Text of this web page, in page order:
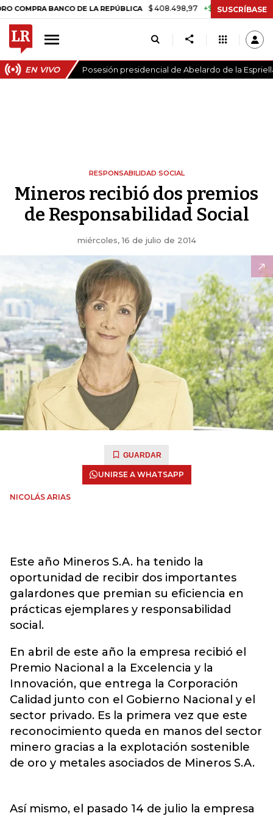
BANCO DE LA REPÚBLICA $ 408.498,97 +$ 8.753,81 +2,19%
SUSCRÍBASE
EN VIVO Posesión presidencial de Abelardo de la
RESPONSABILIDAD SOCIAL
Mineros recibió dos premios
de Responsabilidad Social
miércoles, 16 de julio de 2014
GUARDAR
UNIRSE A WHATSAPP
NICOLÁS ARIAS
Este año Mineros S.A. ha tenido la
oportunidad de recibir dos importantes
galardones que premian su eficiencia en
prácticas ejemplares y responsabilidad
social.
En abril de este año la empresa recibió el
Premio Nacional a la Excelencia y la
Innovación, que entrega la Corporación
Calidad junto con el Gobierno Nacional y el
sector privado. Es la primera vez que este
reconocimiento queda en manos del sector
minero gracias a la explotación sostenible
de oro y metales asociados de Mineros S.A.
Así mismo, el pasado 14 de julio la empresa